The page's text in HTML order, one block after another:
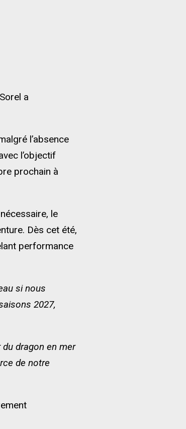
a
l’absence
l’objectif
prochain à
le
Dès cet été,
performance
si nous
2027,
dragon en mer
de notre